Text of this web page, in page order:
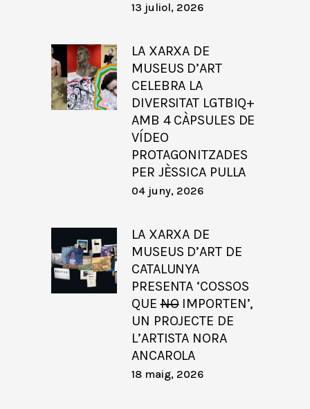
13 juliol, 2026
LA XARXA DE
MUSEUS D’ART
CELEBRA LA
DIVERSITAT LGTBIQ+
AMB 4 CÀPSULES DE
VÍDEO
PROTAGONITZADES
PER JÈSSICA PULLA
04 juny, 2026
LA XARXA DE
MUSEUS D’ART DE
CATALUNYA
PRESENTA ‘COSSOS
QUENOIMPORTEN’,
UN PROJECTE DE
L’ARTISTA NORA
ANCAROLA
18 maig, 2026